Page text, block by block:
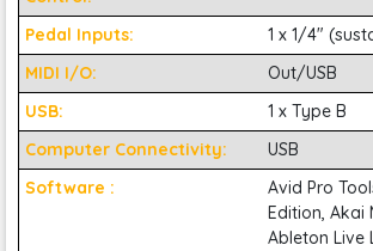
Đơn giản và hiệu quả là những tiêu chí
hướng đến. Đồng
Pedal Inputs:
1 x 1/4"
MIDI I/O:
Out/USB
USB:
1 x Type B
Computer Connectivity:
USB
Software :
Avid Pro
Edition, Akai
Ableton Live